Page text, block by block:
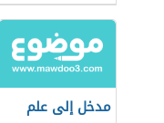
مدخل إلى علم